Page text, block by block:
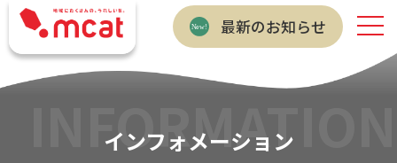
最新のお知らせ
インフォメーション
INFORMATION